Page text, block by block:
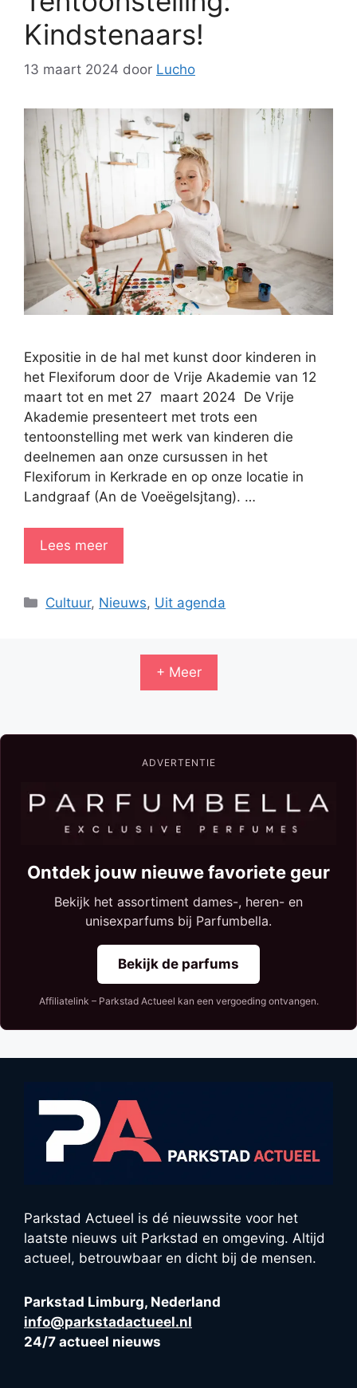
Kindstenaars!
13 maart 2024 door Lucho
Expositie in de hal met kunst door kinderen in
het Flexiforum door de Vrije Akademie van 12
maart tot en met 27 maart 2024 De Vrije
Akademie presenteert met trots een
tentoonstelling met werk van kinderen die
deelnemen aan onze cursussen in het
Flexiforum in Kerkrade en op onze locatie in
Landgraaf (An de Voeëgelsjtang). …
Lees meer
Categorieën
Cultuur, Nieuws, Uit agenda
+ Meer
ADVERTENTIE
Ontdek jouw nieuwe favoriete geur
Bekijk het assortiment dames-, heren- en
unisexparfums bij Parfumbella.
Bekijk de parfums
Affiliatelink – Parkstad Actueel kan een vergoeding ontvangen.
Parkstad Actueel is dé nieuwssite voor het
laatste nieuws uit Parkstad en omgeving. Altijd
actueel, betrouwbaar en dicht bij de mensen.
Parkstad Limburg, Nederland
info@parkstadactueel.nl
24/7 actueel nieuws